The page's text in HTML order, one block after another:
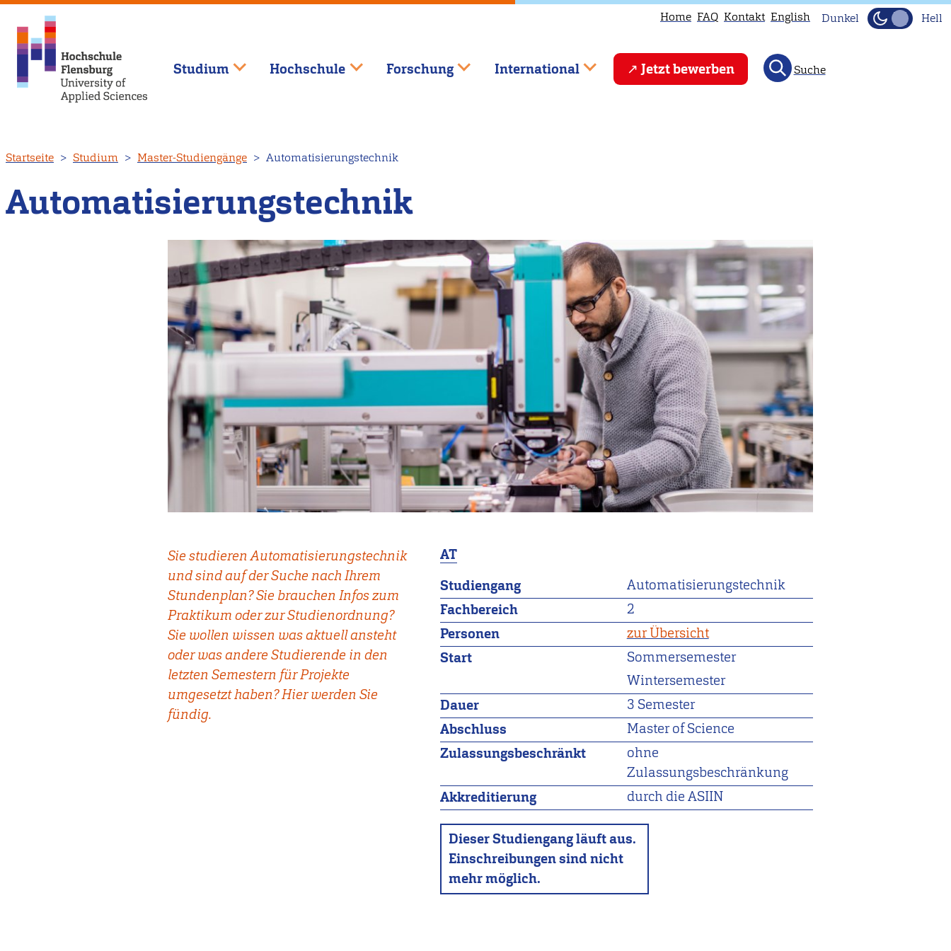
zum
Inhalt
Home FAQ Kontakt English Dunkel Hell
Studium Hochschule Forschung International Jetzt bewerben Suche
Startseite Studium Master-Studiengänge Automatisierungstechnik
Automatisierungstechnik
Sie studieren Automatisierungstechnik
und sind auf der Suche nach Ihrem
Stundenplan? Sie brauchen Infos zum
Praktikum oder zur Studienordnung?
Sie wollen wissen was aktuell ansteht
oder was andere Studierende in den
letzten Semestern für Projekte
umgesetzt haben? Hier werden Sie
fündig.
AT
Studiengang
Automatisierungstechnik
Fachbereich
2
Personen
zur Übersicht
Start
Sommersemester
Wintersemester
Dauer
3 Semester
Abschluss
Master of Science
Zulassungsbeschränkt
ohne
Zulassungsbeschränkung
Akkreditierung
durch die ASIIN
Dieser Studiengang läuft aus.
Einschreibungen sind nicht
mehr möglich.